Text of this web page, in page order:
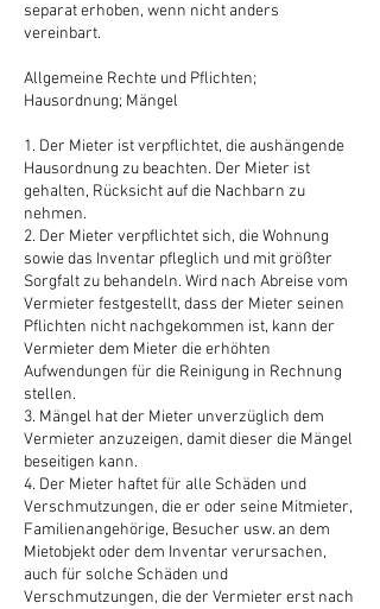
separat erhoben, wenn nicht anders
vereinbart.
Allgemeine Rechte und Pflichten;
Hausordnung; Mängel
1. Der Mieter ist verpflichtet, die aushängende
Hausordnung zu beachten. Der Mieter ist
gehalten, Rücksicht auf die Nachbarn zu
nehmen.
2. Der Mieter verpflichtet sich, die Wohnung
sowie das Inventar pfleglich und mit größter
Sorgfalt zu behandeln. Wird nach Abreise vom
Vermieter festgestellt, dass der Mieter seinen
Pflichten nicht nachgekommen ist, kann der
Vermieter dem Mieter die erhöhten
Aufwendungen für die Reinigung in Rechnung
stellen.
3. Mängel hat der Mieter unverzüglich dem
Vermieter anzuzeigen, damit dieser die Mängel
beseitigen kann.
4. Der Mieter haftet für alle Schäden und
Verschmutzungen, die er oder seine Mitmieter,
Familienangehörige, Besucher usw. an dem
Mietobjekt oder dem Inventar verursachen,
auch für solche Schäden und
Verschmutzungen, die der Vermieter erst nach